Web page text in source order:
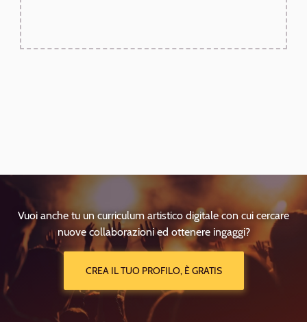
Vuoi anche tu un curriculum artistico digitale con cui cercare
nuove collaborazioni ed ottenere ingaggi?
CREA IL TUO PROFILO, È GRATIS